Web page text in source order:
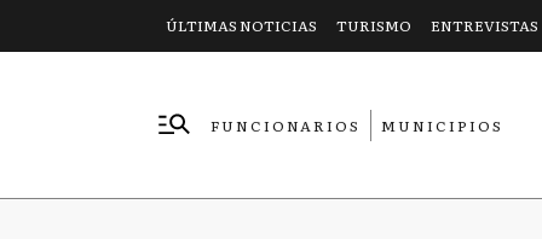
ÚLTIMAS NOTICIAS TURISMO ENTREVISTAS
FUNCIONARIOS
MUNICIPIOS